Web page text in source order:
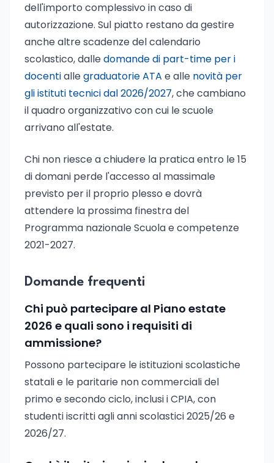
dell'importo complessivo in caso di
autorizzazione. Sul piatto restano da gestire
anche altre scadenze del calendario
scolastico, dalledomande di part-time per i
docentiallegraduatorie ATA e alle novità per
gli istituti tecnici dal 2026/2027, che cambiano
il quadro organizzativo con cui le scuole
arrivano all'estate.
Chi non riesce a chiudere la pratica entro le 15
di domani perde l'accesso al massimale
previsto per il proprio plesso e dovrà
attendere la prossima finestra del
Programma nazionale Scuola e competenze
2021-2027.
Domande frequenti
Chi può partecipare al Piano estate
2026 e quali sono i requisiti di
ammissione?
Possono partecipare le istituzioni scolastiche
statali e le paritarie non commerciali del
primo e secondo ciclo, inclusi i CPIA, con
studenti iscritti agli anni scolastici 2025/26 e
2026/27.